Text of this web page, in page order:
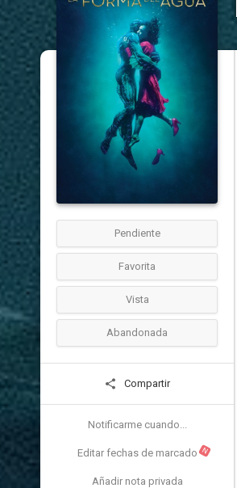
Pendiente
Favorita
Vista
Abandonada
Compartir
Notificarme cuando...
Editar fechas de marcado N
Añadir nota privada